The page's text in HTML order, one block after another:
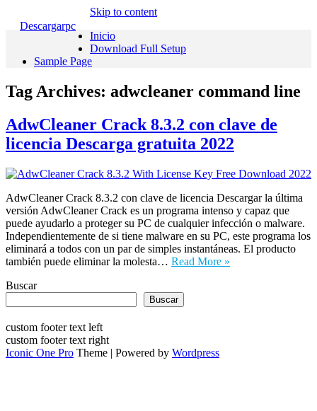
Descargarpc
Skip to content
Inicio
Download Full Setup
Sample Page
Tag Archives: adwcleaner command line
AdwCleaner Crack 8.3.2 con clave de
licencia Descarga gratuita 2022
AdwCleaner Crack 8.3.2 con clave de licencia Descargar la última
versión AdwCleaner Crack es un programa intenso y capaz que
puede ayudarlo a proteger su PC de cualquier infección o malware.
Independientemente de si tiene malware en su PC, este programa los
eliminará a todos con un par de simples instantáneas. El producto
también puede eliminar la molesta… Read More »
Buscar
Buscar
custom footer text left
custom footer text right
Iconic One Pro Theme | Powered by Wordpress